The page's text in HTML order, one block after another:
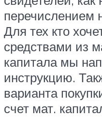
перечислением
Для тех кто
средствами из
капитала мы
инструкцию.
варианта
счет мат.